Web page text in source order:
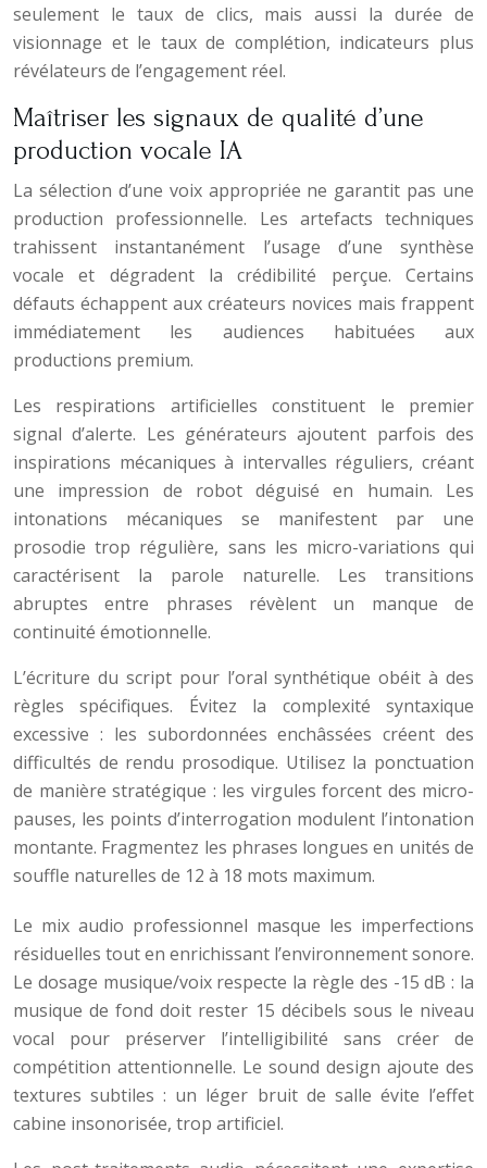
seulement le taux de clics, mais aussi la durée de
visionnage et le taux de complétion, indicateurs plus
révélateurs de l’engagement réel.
Maîtriser les signaux de qualité d’une
production vocale IA
La sélection d’une voix appropriée ne garantit pas une
production professionnelle. Les artefacts techniques
trahissent instantanément l’usage d’une synthèse
vocale et dégradent la crédibilité perçue. Certains
défauts échappent aux créateurs novices mais frappent
immédiatement les audiences habituées aux
productions premium.
Les respirations artificielles constituent le premier
signal d’alerte. Les générateurs ajoutent parfois des
inspirations mécaniques à intervalles réguliers, créant
une impression de robot déguisé en humain. Les
intonations mécaniques se manifestent par une
prosodie trop régulière, sans les micro-variations qui
caractérisent la parole naturelle. Les transitions
abruptes entre phrases révèlent un manque de
continuité émotionnelle.
L’écriture du script pour l’oral synthétique obéit à des
règles spécifiques. Évitez la complexité syntaxique
excessive : les subordonnées enchâssées créent des
difficultés de rendu prosodique. Utilisez la ponctuation
de manière stratégique : les virgules forcent des micro-
pauses, les points d’interrogation modulent l’intonation
montante. Fragmentez les phrases longues en unités de
souffle naturelles de 12 à 18 mots maximum.
Le mix audio professionnel masque les imperfections
résiduelles tout en enrichissant l’environnement sonore.
Le dosage musique/voix respecte la règle des -15 dB : la
musique de fond doit rester 15 décibels sous le niveau
vocal pour préserver l’intelligibilité sans créer de
compétition attentionnelle. Le sound design ajoute des
textures subtiles : un léger bruit de salle évite l’effet
cabine insonorisée, trop artificiel.